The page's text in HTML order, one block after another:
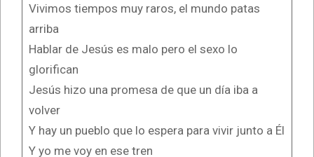
Vivimos tiempos muy raros, el mundo patas
arriba
Hablar de Jesús es malo pero el sexo lo
glorifican
Jesús hizo una promesa de que un día iba a
volver
Y hay un pueblo que lo espera para vivir junto a Él
Y yo me voy en ese tren